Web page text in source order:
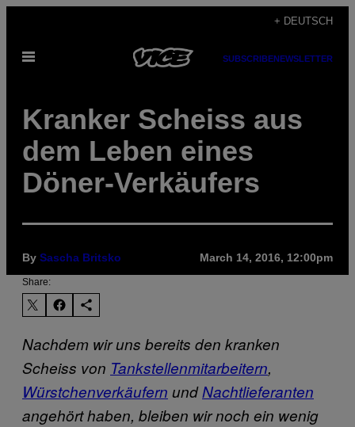
content
+ DEUTSCH
Open
SUBSCRIBENEWSLETTER
Kranker Scheiss aus
dem Leben eines
Döner-Verkäufers
By Sascha Britsko March 14, 2016, 12:00pm
Share:
Nachdem wir uns bereits den kranken
Scheiss von Tankstellenmitarbeitern,
Würstchenverkäufern undNachtlieferanten
angehört haben, bleiben wir noch ein wenig